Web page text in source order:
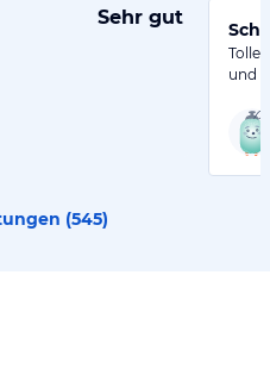
Sehr gut
und
(545)